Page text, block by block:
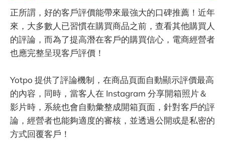
正所謂，好的客戶評價能帶來最強大的口碑推薦！近年
來，大多數人已習慣在購買商品之前，查看其他購買人
的評論，而為了提高潛在客戶的購買信心，電商經營者
也應完整呈現客戶評價！
Yotpo 提供了評論機制，在商品頁面自動顯示評價最高
的內容，同時，當客人在 Instagram 分享開箱照片＆
影片時，系統也會自動彙整成開箱頁面，針對客戶的評
論，經營者也能夠適度的審核，並透過公開或是私密的
方式回覆客戶！